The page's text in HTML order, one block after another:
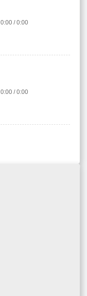
0:00 / 0:00
0:00 / 0:00